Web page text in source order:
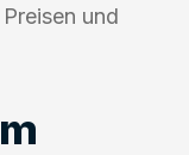
und